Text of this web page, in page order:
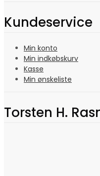
Kundeservice
Min konto
Min indkøbskurv
Kasse
Min ønskeliste
Torsten H.